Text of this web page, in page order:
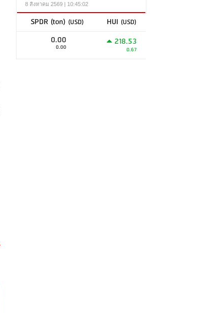
8 สิงหาคม 2569 | 10:45:02
SPDR (ton) (USD) HUI (USD)
0.00
0.00 218.53
0.67